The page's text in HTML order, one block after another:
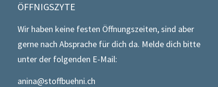
ÖFFNIGSZYTE
Wir haben keine festen Öffnungszeiten, sind aber
gerne nach Absprache für dich da. Melde dich bitte
unter der folgenden E-Mail:
anina@stoffbuehni.ch